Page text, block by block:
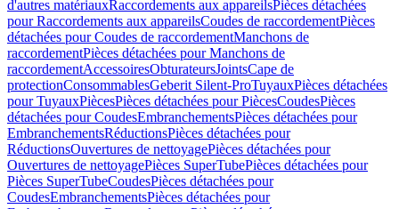
d'autres matériauxRaccordements aux appareilsPièces détachées
pour Raccordements aux appareilsCoudes de raccordementPièces
détachées pour Coudes de raccordementManchons de
raccordementPièces détachées pour Manchons de
raccordementAccessoiresObturateursJointsCape de
protectionConsommablesGeberit Silent-ProTuyauxPièces détachées
pour TuyauxPiècesPièces détachées pour PiècesCoudesPièces
détachées pour CoudesEmbranchementsPièces détachées pour
EmbranchementsRéductionsPièces détachées pour
RéductionsOuvertures de nettoyagePièces détachées pour
Ouvertures de nettoyagePièces SuperTubePièces détachées pour
Pièces SuperTubeCoudesPièces détachées pour
CoudesEmbranchementsPièces détachées pour